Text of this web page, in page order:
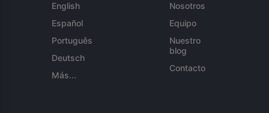
English
Español
Português
Deutsch
Más...
Nosotros
Equipo
Nuestro
blog
Contacto